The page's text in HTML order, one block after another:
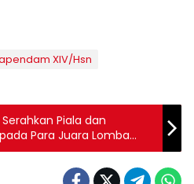
XIV/Hsn
Piala dan
Para Juara Lomba
YWPJ